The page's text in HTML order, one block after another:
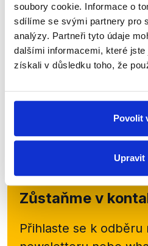
soubory cookie. Informace o
sdílíme se svými partnery pro
analýzy. Partneři tyto údaje
dalšími informacemi, které
získali v důsledku toho, že
Povolit
Upravit
Andrej Babiš o
7. května 2021
Premiér Babiš v rozhovoru
jeho střetu zájmů, ale také
škodí. Dva muži s iniciály
Číst dál
Zůstaňme v
Přihlaste se k odběru